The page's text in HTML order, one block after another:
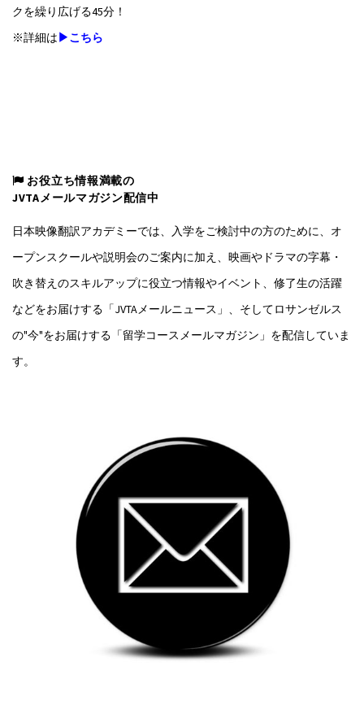
クを繰り広げる45分！
※詳細は▶こちら
お役立ち情報満載の
JVTAメールマガジン配信中
日本映像翻訳アカデミーでは、入学をご検討中の方のために、オ
ープンスクールや説明会のご案内に加え、映画やドラマの字幕・
吹き替えのスキルアップに役立つ情報やイベント、修了生の活躍
などをお届けする「JVTAメールニュース」、そしてロサンゼルス
の"今"をお届けする「留学コースメールマガジン」を配信していま
す。